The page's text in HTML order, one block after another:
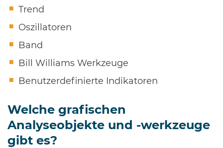
Trend
Oszillatoren
Band
Bill Williams Werkzeuge
Benutzerdefinierte Indikatoren
Welche grafischen
Analyseobjekte und -werkzeuge
gibt es?